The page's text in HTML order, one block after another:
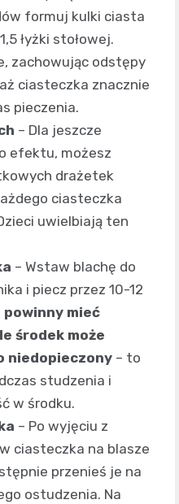
formuj kulki ciasta
łyżki stołowej.
zachowując odstępy
ciasteczka znacznie
pieczenia.
– Dla jeszcze
efektu, możesz
drażetek
ciasteczka
uwielbiają ten
– Wstaw blachę do
i piecz przez 10-12
mieć
środek może
niedopieczony – to
studzenia i
w środku.
– Po wyjęciu z
ciasteczka na blasze
przenieś je na
ostudzenia. Na